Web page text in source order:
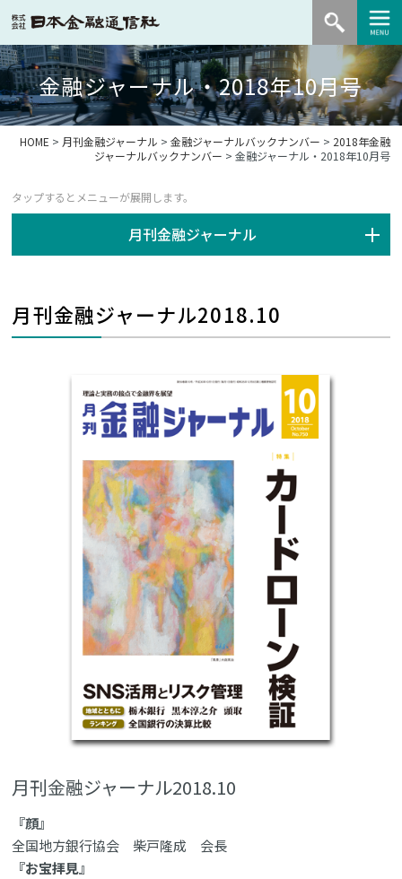
金融ジャーナル・2018年10月号
HOME > 月刊金融ジャーナル > 金融ジャーナルバックナンバー > 2018年金融
ジャーナルバックナンバー > 金融ジャーナル・2018年10月号
月刊金融ジャーナル
月刊金融ジャーナル2018.10
月刊金融ジャーナル2018.10
『顔』
全国地方銀行協会 柴戸隆成 会長
『お宝拝見』